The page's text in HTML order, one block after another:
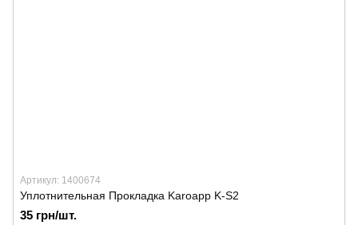
Артикул: 1400674
Уплотнительная Прокладка Karoapp K-S2
35 грн/шт.